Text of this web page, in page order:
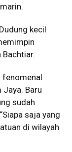
kecil
fenomenal
Baru
sudah
saja yang
di wilayah